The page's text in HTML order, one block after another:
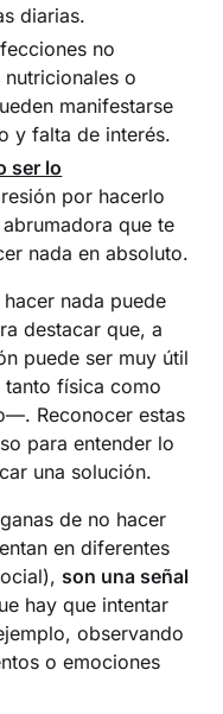
diarias.
no
o
manifestarse
y falta de interés.
ser lo
por hacerlo
que te
nada en absoluto.
nada puede
destacar que, a
puede ser muy útil
tanto física como
Reconocer estas
para entender lo
una solución.
de no hacer
en diferentes
son una señal
hay que intentar
observando
o emociones